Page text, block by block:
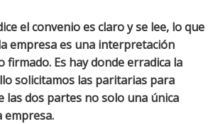
el convenio es claro y se lee, lo que
empresa es una interpretación
firmado. Es hay donde erradica la
solicitamos las paritarias para
las dos partes no solo una única
empresa.